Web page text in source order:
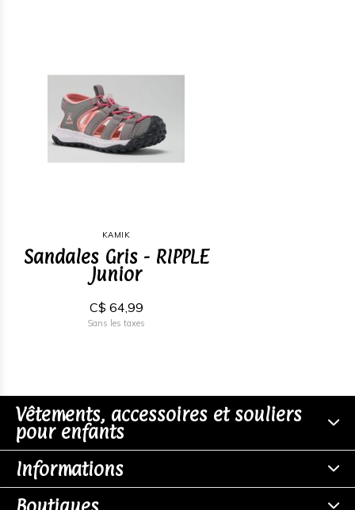
KAMIK
Sandales Gris - RIPPLE
Junior
C$ 64,99
Sans les taxes
Vêtements, accessoires et souliers
pour enfants
Informations